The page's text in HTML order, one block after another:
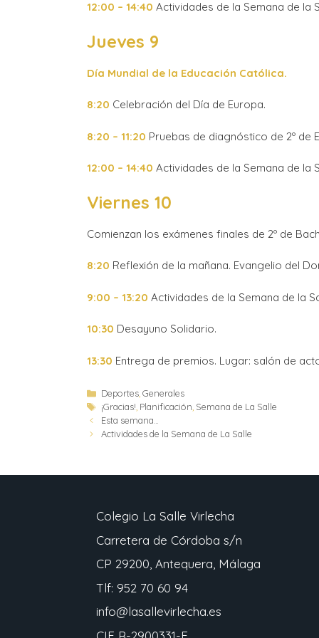
12:00 – 14:40 Actividades de la Semana de la
Jueves 9
Día Mundial de la Educación Católica.
8:20 Celebración del Día de Europa.
8:20 – 11:20 Pruebas de diagnóstico de 2º de
12:00 – 14:40 Actividades de la Semana de la
Viernes 10
Comienzan los exámenes finales de 2º de
8:20 Reflexión de la mañana. Evangelio del
9:00 – 13:20 Actividades de la Semana de la
10:30 Desayuno Solidario.
13:30 Entrega de premios. Lugar: salón de
Deportes ,Generales
¡Gracias! Planificación Semana de La Salle
Esta semana…
Actividades de la Semana de La Salle
Colegio La Salle Virlecha
Carretera de Córdoba s/n
CP 29200, Antequera, Málaga
Tlf: 952 70 60 94
info@lasallevirlecha.es